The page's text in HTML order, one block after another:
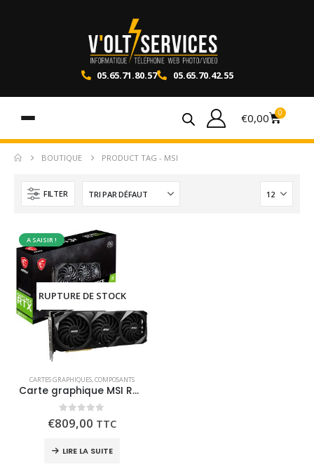
05.65.71.80.57 05.65.70.42.55
€0,00 0
BOUTIQUE PRODUCT TAG - MSI
FILTER
A SAISIR !
RUPTURE DE STOCK
CARTES GRAPHIQUES,COMPOSANTS
Carte graphique MSI RTX 3070 Ti VENTUS X3 OC 8G (LHR)
0out of 5
€809,00 TTC
LIRE LA SUITE